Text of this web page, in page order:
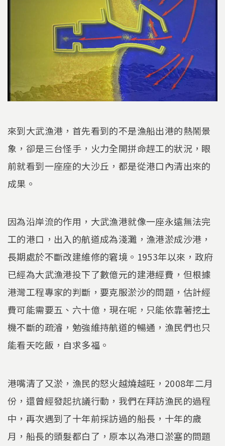
來到大武漁港，首先看到的不是漁船出港的熱鬧景
象，卻是三台怪手，火力全開拼命趕工的狀況，眼
前就看到一座座的大沙丘，都是從港口內清出來的
成果。
因為沿岸流的作用，大武漁港就像一座永遠無法完
工的港口，出入的航道成為淺灘，漁港淤成沙港，
長期處於不斷改建維修的窘境。1953年以來，政府
已經為大武漁港投下了數億元的建港經費，但根據
港灣工程專家的判斷，要克服淤沙的問題，估計經
費可能需要五、六十億，現在呢，只能依靠著挖土
機不斷的疏濬，勉強維持航道的暢通，漁民們也只
能看天吃飯，自求多福。
港嘴清了又淤，漁民的怒火越燒越旺，2008年二月
份，還曾經發起抗議行動，我們在拜訪漁民的過程
中，再次遇到了十年前採訪過的船長，十年的歲
月，船長的頭髮都白了，原本以為港口淤塞的問題